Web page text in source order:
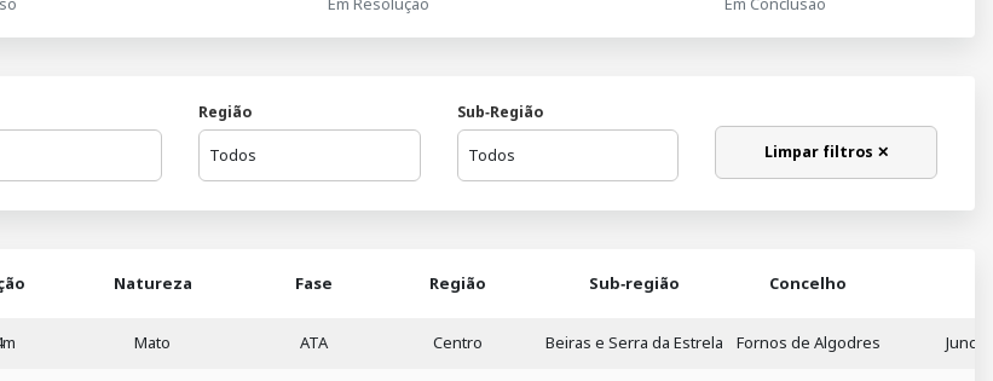
Região
Sub‑Região
Limpar filtros ✕
Natureza Fase Região Sub‑região Concelho
Mato ATA Centro Beiras e Serra da Estrela Fornos de Algodres